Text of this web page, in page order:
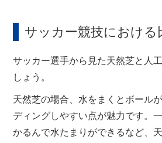
サッカー競技における
サッカー選手から見た天然芝と人
しょう。
天然芝の場合、水をまくとボール
ディングしやすい点が魅力です。
かるんで水たまりができるなど、